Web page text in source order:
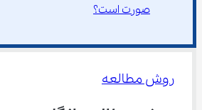
صورت است؟
روش مطالعه